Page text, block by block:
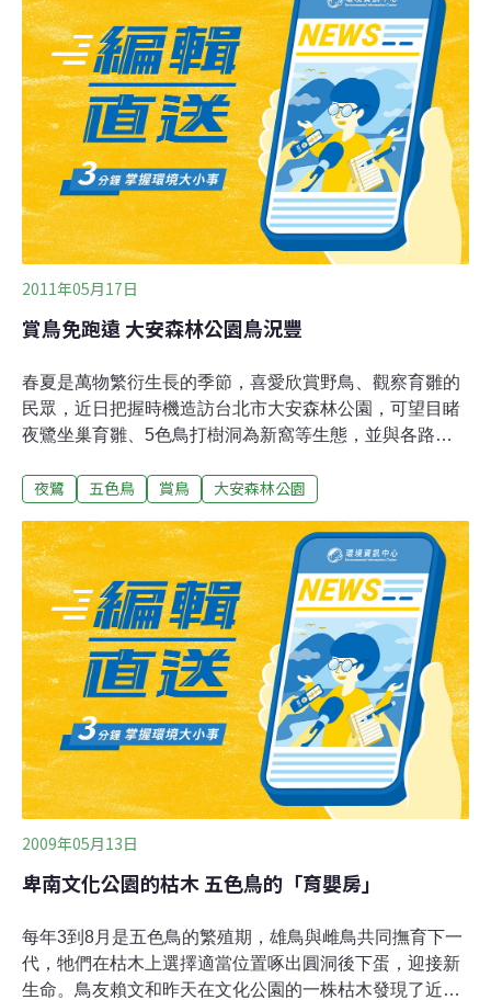
時，偷偷鋸斷樹木盜走鳥巢。高市自然觀察學會常務理事
許坤金也說，從鋸斷樹幹研判，偷鳥賊先將鳥巢洞口堵
住，把五色鳥困在鳥巢，再鋸斷樹幹後一併盜走。
2011年05月17日
賞鳥免跑遠 大安森林公園鳥況豐
春夏是萬物繁衍生長的季節，喜愛欣賞野鳥、觀察育雛的
民眾，近日把握時機造訪台北市大安森林公園，可望目睹
夜鷺坐巢育雛、5色鳥打樹洞為新窩等生態，並與各路鳥
政府公園路燈工程管理處大安森林公園辦公室指出，大約
口旁某棵樹上，一對5色鳥勤奮地用嘴鑿洞，興築愛的小
窩。無獨有偶，倚靠生態防洪池西側欄杆，目光朝人工島
樹叢搜尋，也能看到夜鷺啣枝鋪巢，已孵育出3隻雛鳥，
羽毛還很稀疏，卻不時探頭巴望親鳥覓得食物回巢哺育，
或者起身嘗試步出巢外認識新世界。
夜鷺 五色鳥 賞鳥 大安森林公園
2009年05月13日
卑南文化公園的枯木 五色鳥的「育嬰房」
每年3到8月是五色鳥的繁殖期，雄鳥與雌鳥共同撫育下一
代，牠們在枯木上選擇適當位置啄出圓洞後下蛋，迎接新
生命。鳥友賴文和昨天在文化公園的一株枯木發現了近10